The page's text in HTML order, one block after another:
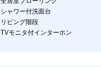
シャワー付洗面台
リビング階段
TVモニタ付インターホン